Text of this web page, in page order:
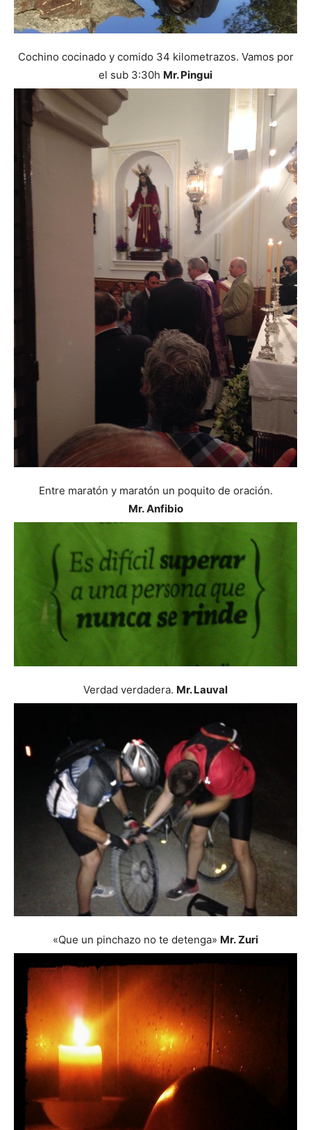
Cochino cocinado y comido 34 kilometrazos. Vamos por
el sub 3:30h Mr. Pingui
Entre maratón y maratón un poquito de oración.
Mr. Anfibio
Verdad verdadera. Mr. Lauval
«Que un pinchazo no te detenga» Mr. Zuri